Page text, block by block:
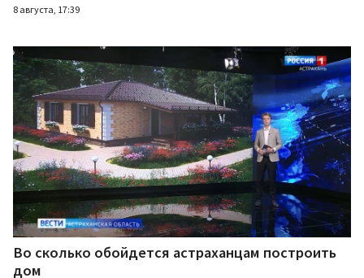
8 августа, 17:39
Во сколько обойдется астраханцам построить
дом